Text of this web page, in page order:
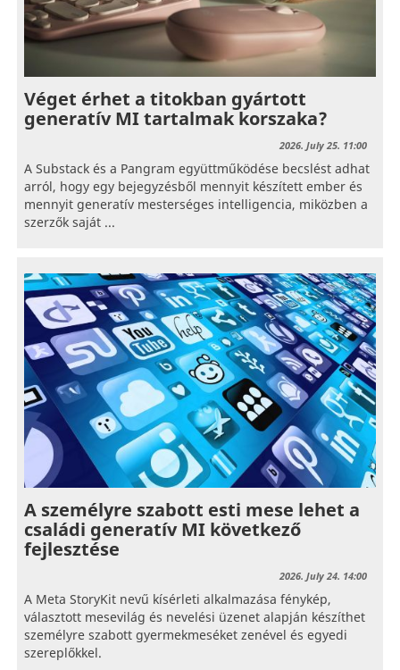
Véget érhet a titokban gyártott
generatív MI tartalmak korszaka?
2026. July 25. 11:00
A Substack és a Pangram együttműködése becslést adhat
arról, hogy egy bejegyzésből mennyit készített ember és
mennyit generatív mesterséges intelligencia, miközben a
szerzők saját ...
A személyre szabott esti mese lehet a
családi generatív MI következő
fejlesztése
2026. July 24. 14:00
A Meta StoryKit nevű kísérleti alkalmazása fénykép,
választott mesevilág és nevelési üzenet alapján készíthet
személyre szabott gyermekmeséket zenével és egyedi
szereplőkkel.